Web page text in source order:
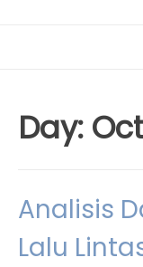
Day:
Analisis
Lalu